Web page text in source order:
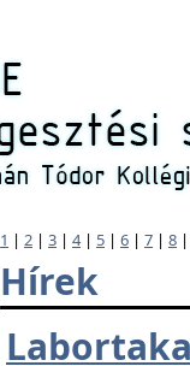
1 | 2 | 3 | 4| 5 | 6 | 7 | 8
Hírek